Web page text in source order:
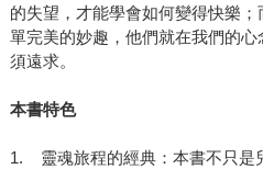
的失望，才能學會如何變得快樂
單完美的妙趣，他們就在我們的
須遠求。
本書特色
1. 靈魂旅程的經典：本書不只是